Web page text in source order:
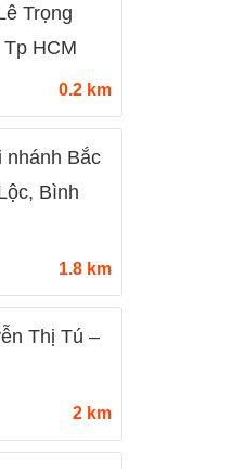
Trọng
HCM
0.2 km
nhánh Bắc
Bình
1.8 km
Thị Tú –
2 km